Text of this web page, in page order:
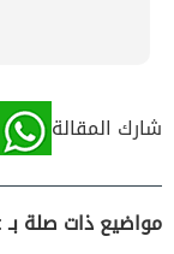
شارك المقالة
مواضيع ذات صلة بـ